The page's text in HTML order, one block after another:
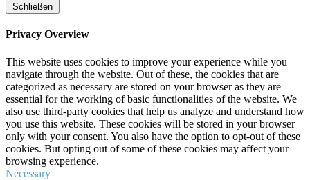
Schließen
Privacy Overview
This website uses cookies to improve your experience while you
navigate through the website. Out of these, the cookies that are
categorized as necessary are stored on your browser as they are
essential for the working of basic functionalities of the website. We
also use third-party cookies that help us analyze and understand how
you use this website. These cookies will be stored in your browser
only with your consent. You also have the option to opt-out of these
cookies. But opting out of some of these cookies may affect your
browsing experience.
Necessary